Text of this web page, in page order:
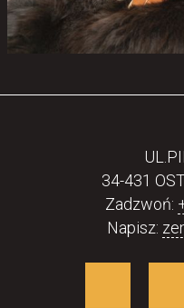
34-431
Zadzwoń:
Napisz: